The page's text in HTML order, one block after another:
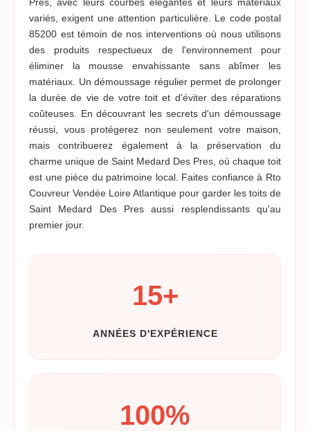
variés, exigent une attention particulière. Le code postal
85200 est témoin de nos interventions où nous utilisons
des produits respectueux de l'environnement pour
éliminer la mousse envahissante sans abîmer les
matériaux. Un démoussage régulier permet de prolonger
la durée de vie de votre toit et d'éviter des réparations
coûteuses. En découvrant les secrets d'un démoussage
réussi, vous protégerez non seulement votre maison,
mais contribuerez également à la préservation du
charme unique de Saint Medard Des Pres, où chaque toit
est une pièce du patrimoine local. Faites confiance à Rto
Couvreur Vendée Loire Atlantique pour garder les toits de
Saint Medard Des Pres aussi resplendissants qu'au
premier jour.
15+
ANNÉES D'EXPÉRIENCE
100%